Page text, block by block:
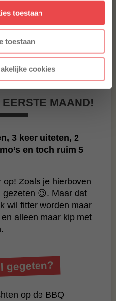
toestaan
toestaan
cookies
MAAND!
3 keer uiteten, 2
en toch ruim 5
op! Zoals je hierboven
gezeten 😉. Maar dat
wil fitter worden maar
alleen maar kip met
gegeten?
op de BBQ
korting niet geldig op reeds